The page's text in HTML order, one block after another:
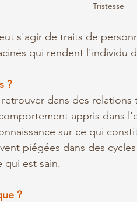
Tristesse
s'agir de traits de
qui rendent l'individu
?
dans des
appris dans
sur ce qui
piégées dans des
est sain.
?